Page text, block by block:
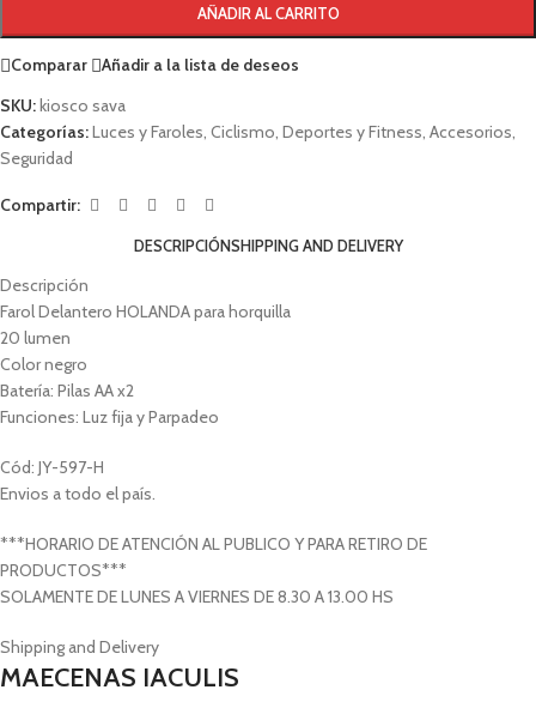
AÑADIR AL CARRITO
Comparar
Añadir a la lista de deseos
SKU:kiosco sava
Categorías:Luces y Faroles Ciclismo Deportes y Fitness Accesorios
Seguridad
Compartir:
DESCRIPCIÓNSHIPPING AND DELIVERY
Descripción
Farol Delantero HOLANDA para horquilla
20 lumen
Color negro
Batería: Pilas AA x2
Funciones: Luz fija y Parpadeo
Cód: JY-597-H
Envios a todo el país.
***HORARIO DE ATENCIÓN AL PUBLICO Y PARA RETIRO DE
PRODUCTOS***
SOLAMENTE DE LUNES A VIERNES DE 8.30 A 13.00 HS
Shipping and Delivery
MAECENAS IACULIS